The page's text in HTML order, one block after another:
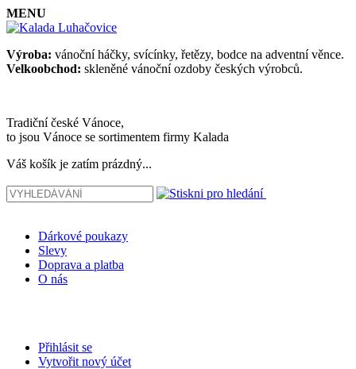
MENU
Výroba: vánoční háčky, svícínky, řetězy, bodce na adventní věnce.
Velkoobchod: skleněné vánoční ozdoby českých výrobců.
Tradiční české Vánoce,
to jsou Vánoce se sortimentem firmy Kalada
Váš košík je zatím prázdný...
Dárkové poukazy
Slevy
Doprava a platba
O nás
Přihlásit se
Vytvořit nový účet